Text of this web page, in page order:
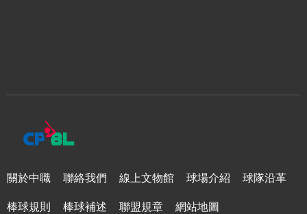
關於中職 聯絡我們 線上文物館 球場介紹 球隊沿革
棒球規則 棒球補述 聯盟規章 網站地圖